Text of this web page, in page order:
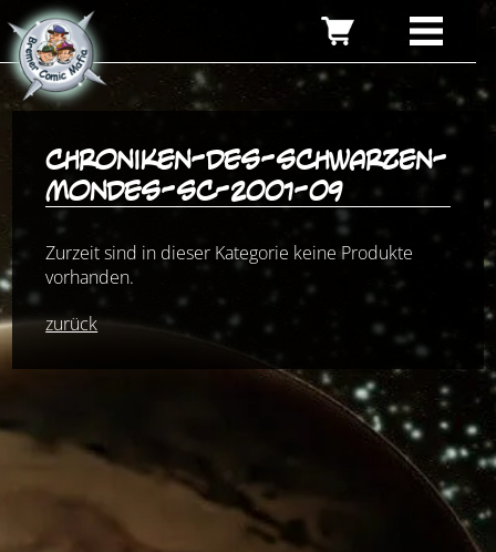
chroniken-des-schwarzen-
mondes-sc-2001-09
Zurzeit sind in dieser Kategorie keine Produkte
vorhanden.
zurück